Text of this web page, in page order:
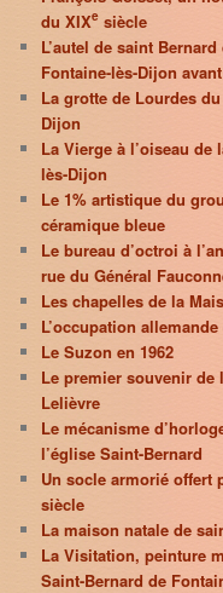
du XIXe siècle
L’autel de saint
Fontaine-lès-Dijon
La grotte de Lourdes
Dijon
La Vierge à l’oiseau
lès-Dijon
Le 1% artistique du
céramique bleue
Le bureau d’octroi à
rue du Général
Les chapelles de la
L’occupation
Le Suzon en 1962
Le premier souvenir de
Lelièvre
Le mécanisme
l’église Saint-Bernard
Un socle armorié offert
siècle
La maison natale de
La Visitation, peinture
Saint-Bernard de